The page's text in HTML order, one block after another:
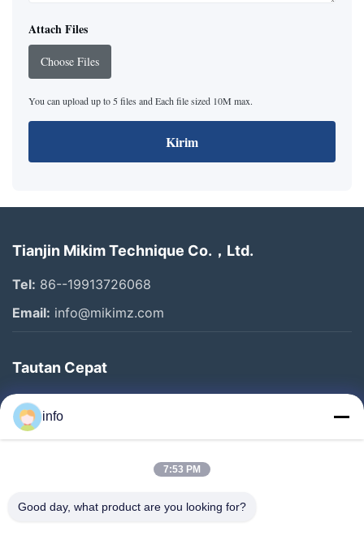
Attach Files
Choose Files
You can upload up to 5 files and Each file sized 10M max.
Kirim
Tianjin Mikim Technique Co.，Ltd.
Tel: 86--19913726068
Email: info@mikimz.com
Tautan Cepat
Rumah
Produk
Tur Pabrik
info
7:53 PM
Good day, what product are you looking for?